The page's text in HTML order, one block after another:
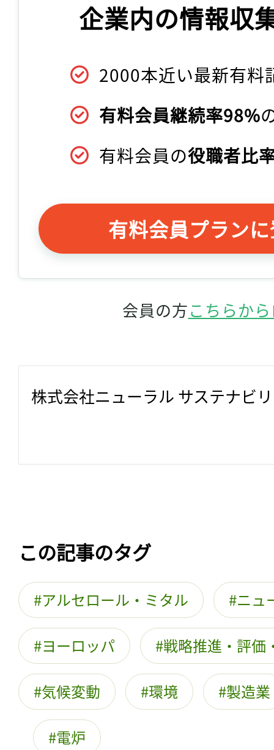
企業内の情報収
2000本近い最新有料
有料会員継続率98%
有料会員の役職者比
有料会員プラン
会員の方こちらか
株式会社ニューラル サステナビ
この記事のタグ
アルセロール・ミタル ニュ
ヨーロッパ 戦略推進・評価
気候変動 環境 製造業
電炉